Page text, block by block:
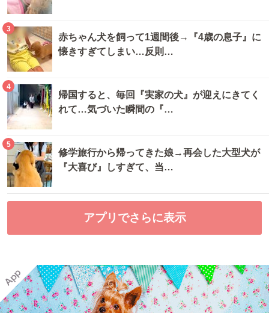
3
赤ちゃん犬を飼って1週間後→『4歳の息子』に
懐きすぎてしまい…反則…
4
帰国すると、毎回『実家の犬』が迎えにきてく
れて…気づいた瞬間の『…
5
修学旅行から帰ってきた娘→再会した大型犬が
『大喜び』しすぎて、当…
アプリでさらに表示